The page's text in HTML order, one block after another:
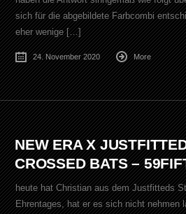
sich für die abgebildete Farbcombi
eher wenige […]
24. November 2020 More
NEW ERA X
CROSSED BATS –
heute hat Christian aus dem Justfitteds
Ehrentages, hat er es sich nicht nehmen